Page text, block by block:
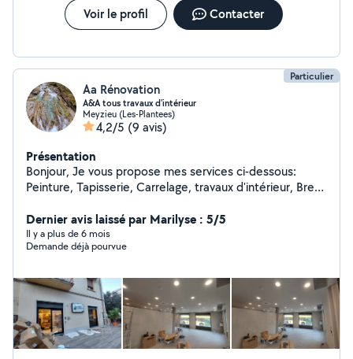
Voir le profil Contacter
Particulier
Aa Rénovation
A&A tous travaux d'intérieur
Meyzieu (Les-Plantees)
4,2/5 (9 avis)
Présentation
Bonjour, Je vous propose mes services ci-dessous:
Peinture, Tapisserie, Carrelage, travaux d'intérieur, Bref,
Dernier avis laissé par Marilyse : 5/5
Il y a plus de 6 mois
Demande déjà pourvue